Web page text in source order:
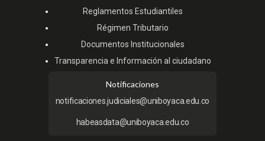
Reglamentos Estudiantiles
Régimen Tributario
Documentos Institucionales
Transparencia e Información al ciudadano
Notificaciones
notificaciones.judiciales@uniboyaca.edu.co
habeasdata@uniboyaca.edu.co